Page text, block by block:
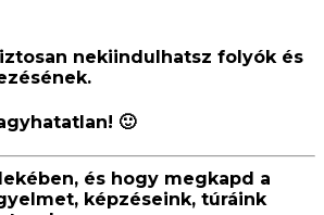
nekiindulhatsz folyók és
! 🙂
és hogy megkapd a
képzéseink, túráink